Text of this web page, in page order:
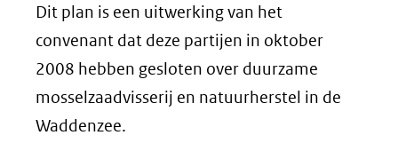
Dit plan is een uitwerking van het
convenant dat deze partijen in oktober
2008 hebben gesloten over duurzame
mosselzaadvisserij en natuurherstel in de
Waddenzee.